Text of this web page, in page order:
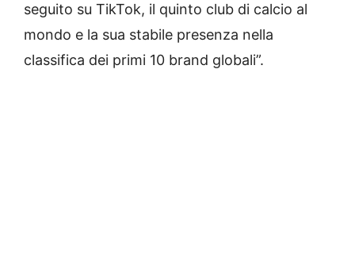
seguito su TikTok, il quinto club di calcio al
mondo e la sua stabile presenza nella
classifica dei primi 10 brand globali”.